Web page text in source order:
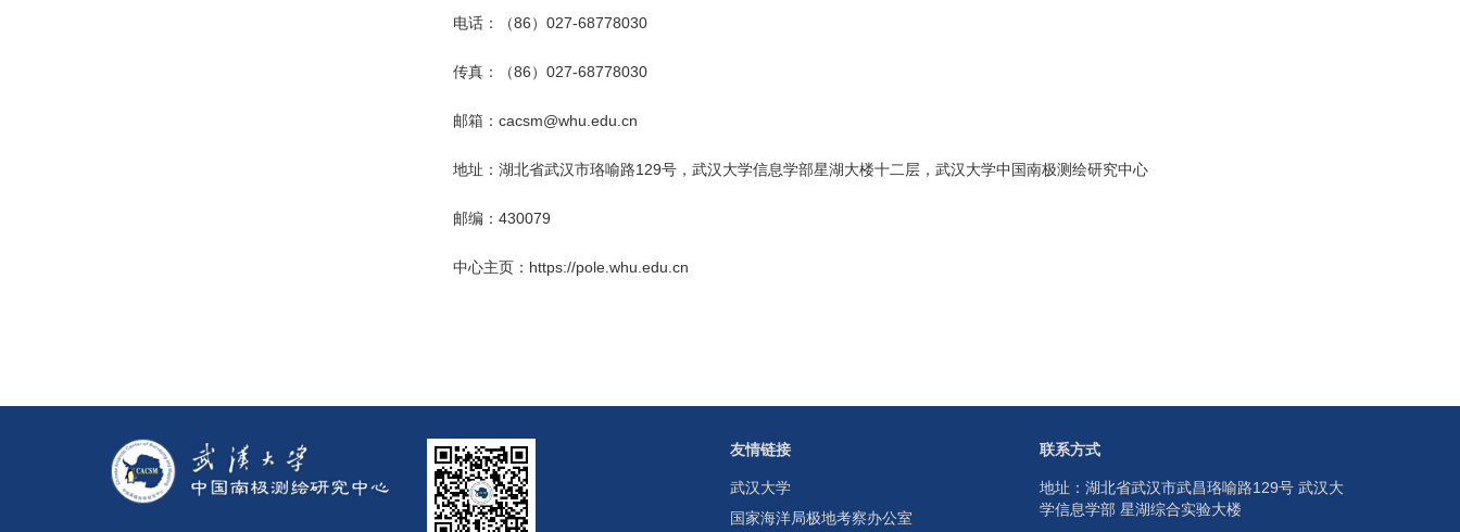
电话：（86）027-68778030
传真：（86）027-68778030
邮箱：cacsm@whu.edu.cn
地址：湖北省武汉市珞喻路129号，武汉大学信息学部星湖大楼十二层，武汉大学中国南极测绘研究中心
邮编：430079
中心主页：https://pole.whu.edu.cn
友情链接
武汉大学
国家海洋局极地考察办公室
联系方式
地址：湖北省武汉市武昌珞喻路129号 武汉大
学信息学部 星湖综合实验大楼